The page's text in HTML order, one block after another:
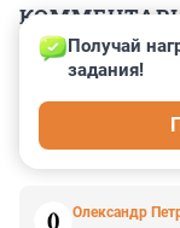
Гость
И обязательно
Олександр
Получай
задания!